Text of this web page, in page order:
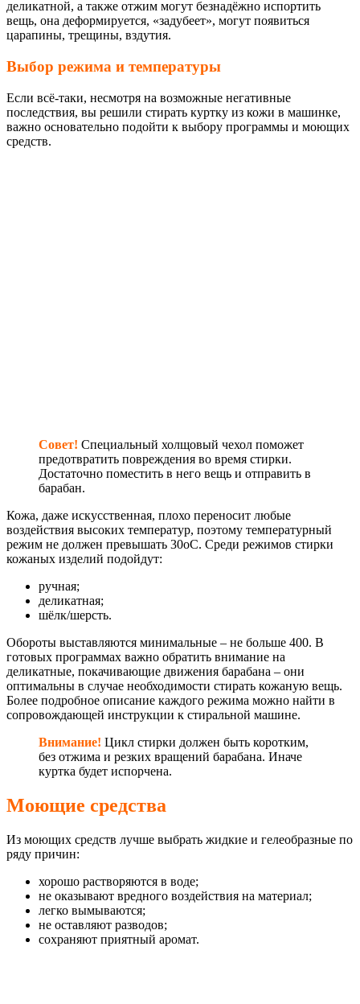
деликатной, а также отжим могут безнадёжно испортить
вещь, она деформируется, «задубеет», могут появиться
царапины, трещины, вздутия.
Выбор режима и температуры
Если всё-таки, несмотря на возможные негативные
последствия, вы решили стирать куртку из кожи в машинке,
важно основательно подойти к выбору программы и моющих
средств.
Совет! Специальный холщовый чехол поможет
предотвратить повреждения во время стирки.
Достаточно поместить в него вещь и отправить в
барабан.
Кожа, даже искусственная, плохо переносит любые
воздействия высоких температур, поэтому температурный
режим не должен превышать 30оС. Среди режимов стирки
кожаных изделий подойдут:
ручная;
деликатная;
шёлк/шерсть.
Обороты выставляются минимальные – не больше 400. В
готовых программах важно обратить внимание на
деликатные, покачивающие движения барабана – они
оптимальны в случае необходимости стирать кожаную вещь.
Более подробное описание каждого режима можно найти в
сопровождающей инструкции к стиральной машине.
Внимание! Цикл стирки должен быть коротким,
без отжима и резких вращений барабана. Иначе
куртка будет испорчена.
Моющие средства
Из моющих средств лучше выбрать жидкие и гелеобразные по
ряду причин:
хорошо растворяются в воде;
не оказывают вредного воздействия на материал;
легко вымываются;
не оставляют разводов;
сохраняют приятный аромат.